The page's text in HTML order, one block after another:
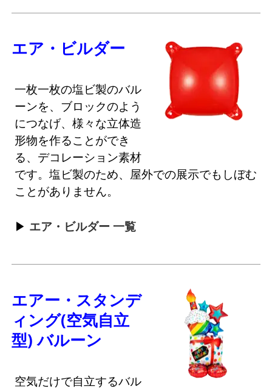
エア・ビルダー
一枚一枚の塩ビ製のバル
ーンを、ブロックのよう
につなげ、様々な立体造
形物を作ることができ
る、デコレーション素材
です。塩ビ製のため、屋外での展示でもしぼむ
ことがありません。
エア・ビルダー 一覧
エアー・スタンデ
ィング(空気自立
型) バルーン
空気だけで自立するバル